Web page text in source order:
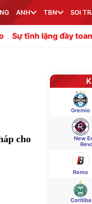
ANH TBN SOI
đầy toan tính của
cho
Gremio
New
Remo
Coritiba